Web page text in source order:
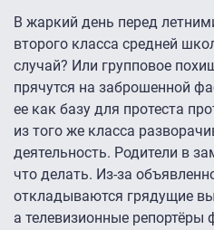
В жаркий день перед
второго класса средней
случай? Или групповое
прячутся на заброшенной
ее как базу для протеста
из того же класса
деятельность. Родители в
что делать. Из-за
откладываются грядущие
а телевизионные репортёры